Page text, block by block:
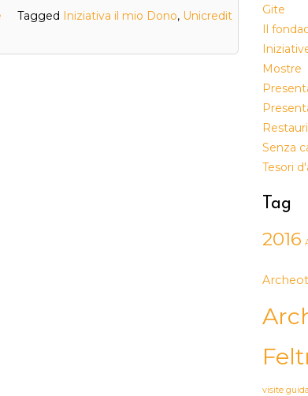
Tagged Iniziativa il mio Dono, Unicredit
Gite
Il
Mostre
Restauri
Senza
Tesori
Tag
2016
visite